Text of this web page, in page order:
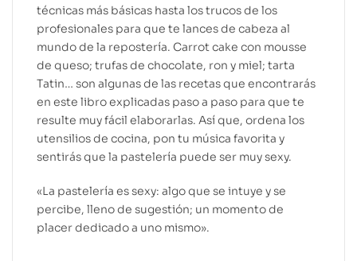
técnicas más básicas hasta los trucos de los
profesionales para que te lances de cabeza al
mundo de la repostería. Carrot cake con mousse
de queso; trufas de chocolate, ron y miel; tarta
Tatin… son algunas de las recetas que encontrarás
en este libro explicadas paso a paso para que te
resulte muy fácil elaborarlas. Así que, ordena los
utensilios de cocina, pon tu música favorita y
sentirás que la pastelería puede ser muy sexy.
«La pastelería es sexy: algo que se intuye y se
percibe, lleno de sugestión; un momento de
placer dedicado a uno mismo».